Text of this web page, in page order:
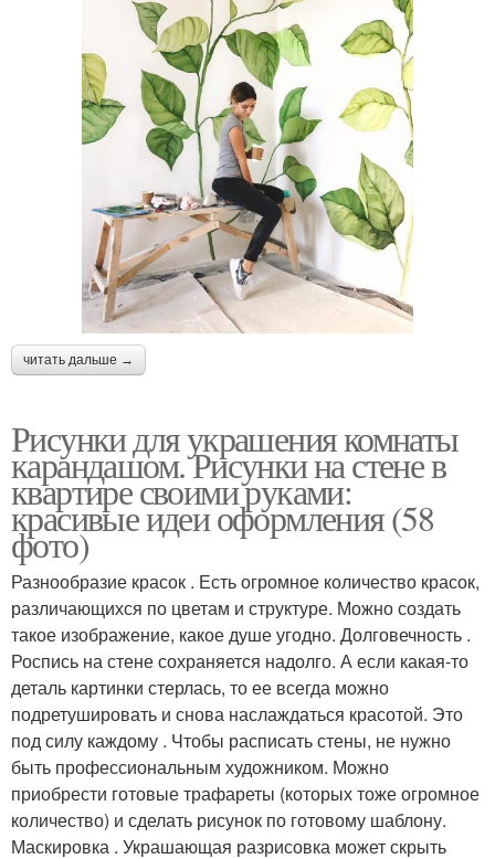
читать дальше →
Рисунки для украшения комнаты
карандашом. Рисунки на стене в
квартире своими руками:
красивые идеи оформления (58
фото)
Разнообразие красок . Есть огромное количество красок,
различающихся по цветам и структуре. Можно создать
такое изображение, какое душе угодно. Долговечность .
Роспись на стене сохраняется надолго. А если какая-то
деталь картинки стерлась, то ее всегда можно
подретушировать и снова наслаждаться красотой. Это
под силу каждому . Чтобы расписать стены, не нужно
быть профессиональным художником. Можно
приобрести готовые трафареты (которых тоже огромное
количество) и сделать рисунок по готовому шаблону.
Маскировка . Украшающая разрисовка может скрыть